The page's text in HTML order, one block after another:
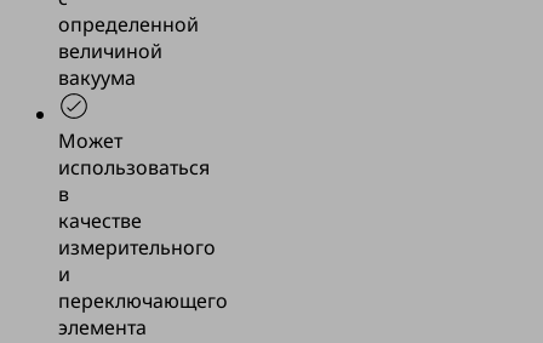
определенной
величиной
вакуума
Может
использоваться
в
качестве
измерительного
и
переключающего
элемента